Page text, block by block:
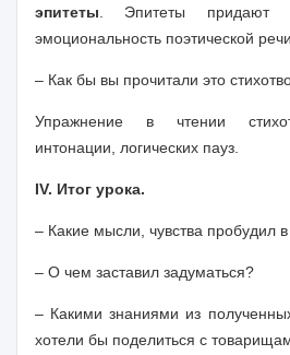
эпитеты . Эпитеты придают
эмоциональность поэтической речи.
– Как бы вы прочитали это
Упражнение в чтении
интонации, логических пауз.
IV. Итог урока.
– Какие мысли, чувства пробудил в
– О чем заставил задуматься?
– Какими знаниями из
хотели бы поделиться с